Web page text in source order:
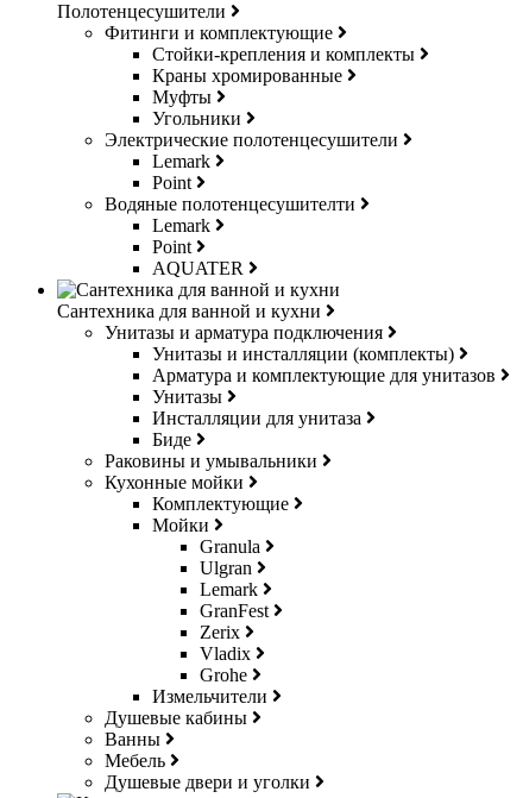
Полотенцесушители
Фитинги и комплектующие
Стойки-крепления и комплекты
Краны хромированные
Муфты
Угольники
Электрические полотенцесушители
Lemark
Point
Водяные полотенцесушителти
Lemark
Point
AQUATER
Сантехника для ванной и кухни
Унитазы и арматура подключения
Унитазы и инсталляции (комплекты)
Арматура и комплектующие для унитазов
Унитазы
Инсталляции для унитаза
Биде
Раковины и умывальники
Кухонные мойки
Комплектующие
Мойки
Granula
Ulgran
Lemark
GranFest
Zerix
Vladix
Grohe
Измельчители
Душевые кабины
Ванны
Мебель
Душевые двери и уголки